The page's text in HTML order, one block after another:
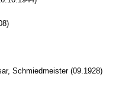
Schmiedmeister (09.1928)